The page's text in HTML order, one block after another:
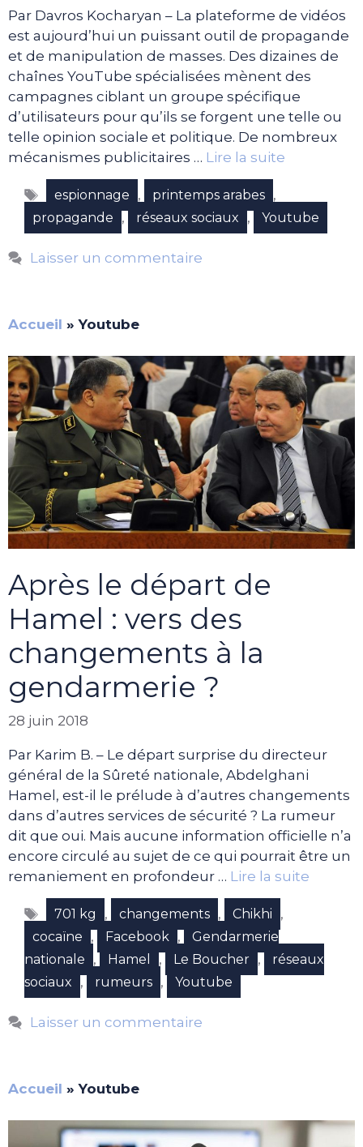
Par Davros Kocharyan – La plateforme de vidéos
est aujourd’hui un puissant outil de propagande
et de manipulation de masses. Des dizaines de
chaînes YouTube spécialisées mènent des
campagnes ciblant un groupe spécifique
d’utilisateurs pour qu’ils se forgent une telle ou
telle opinion sociale et politique. De nombreux
mécanismes publicitaires … Lire la suite
Étiquettes
espionnage , printemps arabes ,
propagande , réseaux sociaux , Youtube
Laisser un commentaire
Accueil »Youtube
Après le départ de
Hamel : vers des
changements à la
gendarmerie ?
28 juin 2018
Par Karim B. – Le départ surprise du directeur
général de la Sûreté nationale, Abdelghani
Hamel, est-il le prélude à d’autres changements
dans d’autres services de sécurité ? La rumeur
dit que oui. Mais aucune information officielle n’a
encore circulé au sujet de ce qui pourrait être un
remaniement en profondeur … Lire la suite
Étiquettes
701 kg , changements , Chikhi ,
cocaïne , Facebook ,
Gendarmerie
nationale
, Hamel , Le Boucher ,
réseaux
sociaux
, rumeurs , Youtube
Laisser un commentaire
Accueil »Youtube